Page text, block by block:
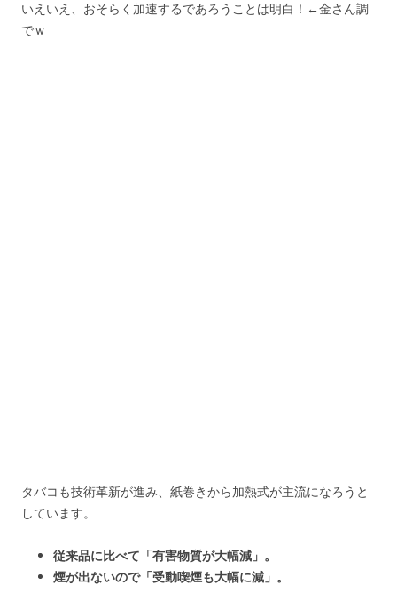
いえいえ、おそらく加速するであろうことは明白！←金さん調
でｗ
タバコも技術革新が進み、紙巻きから加熱式が主流になろうと
しています。
従来品に比べて「有害物質が大幅減」。
煙が出ないので「受動喫煙も大幅に減」。